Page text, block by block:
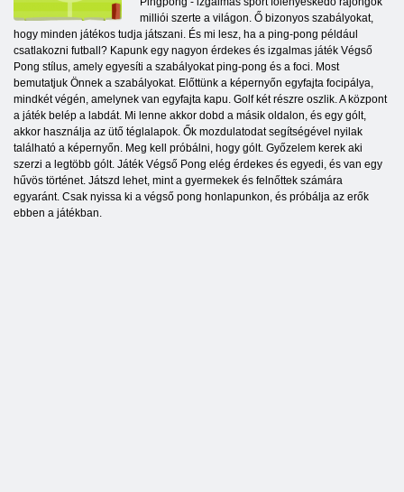
milliói szerte a világon. Ő bizonyos szabályokat,
hogy minden játékos tudja játszani. És mi lesz, ha a ping-pong például
csatlakozni futball? Kapunk egy nagyon érdekes és izgalmas játék Végső
Pong stílus, amely egyesíti a szabályokat ping-pong és a foci. Most
bemutatjuk Önnek a szabályokat. Előttünk a képernyőn egyfajta focipálya,
mindkét végén, amelynek van egyfajta kapu. Golf két részre oszlik. A központ
a játék belép a labdát. Mi lenne akkor dobd a másik oldalon, és egy gólt,
akkor használja az ütő téglalapok. Ők mozdulatodat segítségével nyilak
található a képernyőn. Meg kell próbálni, hogy gólt. Győzelem kerek aki
szerzi a legtöbb gólt. Játék Végső Pong elég érdekes és egyedi, és van egy
hűvös történet. Játszd lehet, mint a gyermekek és felnőttek számára
egyaránt. Csak nyissa ki a végső pong honlapunkon, és próbálja az erők
ebben a játékban.